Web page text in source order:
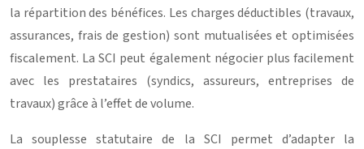
la répartition des bénéfices. Les charges déductibles (travaux,
assurances, frais de gestion) sont mutualisées et optimisées
fiscalement. La SCI peut également négocier plus facilement
avec les prestataires (syndics, assureurs, entreprises de
travaux) grâce à l’effet de volume.
La souplesse statutaire de la SCI permet d’adapter la